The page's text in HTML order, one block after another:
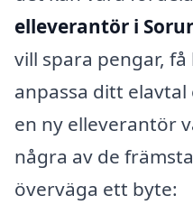
elleverantör i
vill spara pengar,
anpassa ditt
en ny elleverantör
några av de
överväga ett byte: